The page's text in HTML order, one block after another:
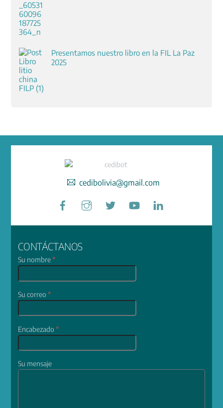
Presentamos nuestro libro en la FIL La Paz
2025
cedibolivia@gmail.com
Facebook
CONTÁCTANOS
Su nombre*
Su correo*
Encabezado*
Su mensaje